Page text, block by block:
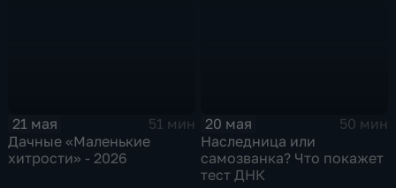
21 мая
51 мин
Дачные «Маленькие
хитрости» - 2026
20 мая
50 мин
Наследница или
самозванка? Что покажет
тест ДНК